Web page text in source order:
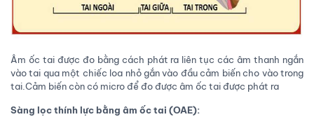
Âm ốc tai được đo bằng cách phát ra liên tục các âm thanh ngắn
vào tai qua một chiếc loa nhỏ gắn vào đầu cảm biến cho vào trong
tai.Cảm biến còn có micro để đo được âm ốc tai được phát ra
Sàng lọc thính lực bằng âm ốc tai (OAE):